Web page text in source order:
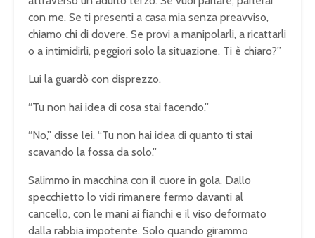
con me. Se ti presenti a casa mia senza preavviso,
chiamo chi di dovere. Se provi a manipolarli, a ricattarli
o a intimidirli, peggiori solo la situazione. Ti è chiaro?”
Lui la guardò con disprezzo.
“Tu non hai idea di cosa stai facendo.”
“No,” disse lei. “Tu non hai idea di quanto ti stai
scavando la fossa da solo.”
Salimmo in macchina con il cuore in gola. Dallo
specchietto lo vidi rimanere fermo davanti al
cancello, con le mani ai fianchi e il viso deformato
dalla rabbia impotente. Solo quando girammo